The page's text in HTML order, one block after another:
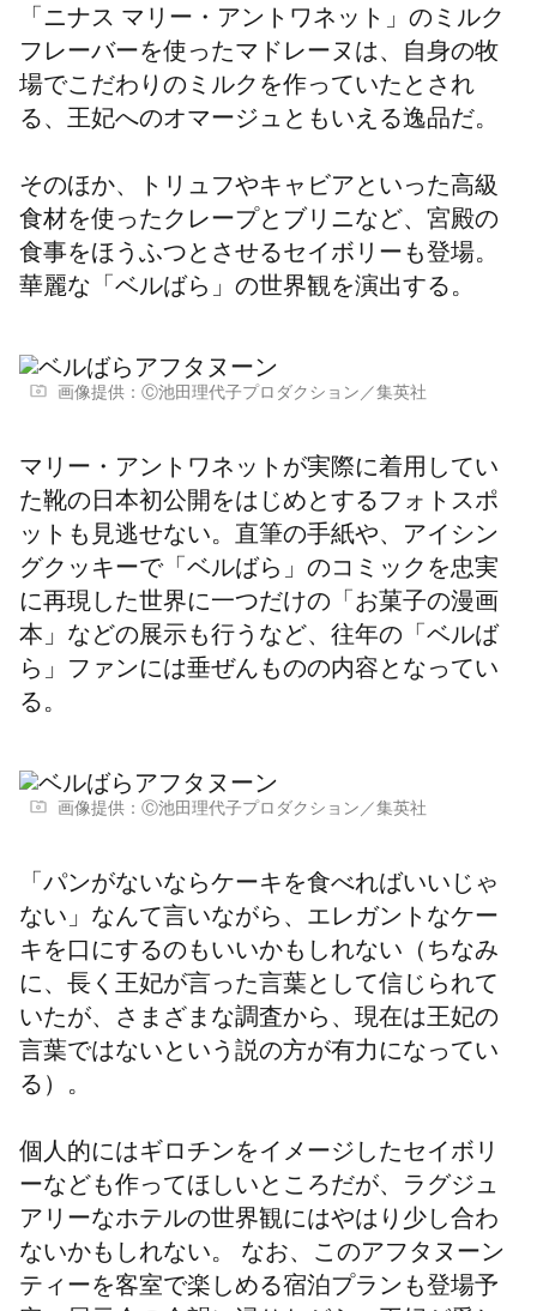
「ニナス マリー・アントワネット」のミルク
フレーバーを使ったマドレーヌは、自身の牧
場でこだわりのミルクを作っていたとされ
る、王妃へのオマージュともいえる逸品だ。
そのほか、トリュフやキャビアといった高級
食材を使ったクレープとブリニなど、宮殿の
食事をほうふつとさせるセイボリーも登場。
華麗な「ベルばら」の世界観を演出する。
画像提供：Ⓒ池田理代子プロダクション／集英社
マリー・アントワネットが実際に着用してい
た靴の日本初公開をはじめとする フォトスポ
ットも見逃せない。直筆の手紙や、アイシン
グクッキーで「ベルばら」のコミックを忠実
に再現した世界に一つだけの「お菓子の漫画
本」などの展示も行うなど、往年の「ベルば
ら」ファンには垂ぜんものの内容となってい
る。
画像提供：Ⓒ池田理代子プロダクション／集英社
「パンがないならケーキを食べればいいじゃ
ない」なんて言いながら、エレガントなケー
キを口にするのもいいかもしれない（ちなみ
に、長く王妃が言った言葉として信じられて
いたが、さまざまな調査から、現在は王妃の
言葉ではないという説の方が有力になってい
る）。
個人的にはギロチンをイメージしたセイボリ
ーなども作ってほしいところだが、ラグジュ
アリーなホテルの世界観にはやはり少し合わ
ないかもしれない。 なお、このアフタヌーン
ティーを客室で楽しめる宿泊プランも登場予